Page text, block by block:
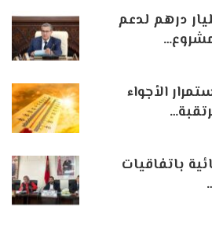
ترصد 13.2 مليار درهم لدعم
الأجواء
باتفاقيات